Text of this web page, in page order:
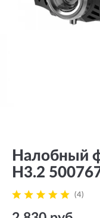
Налобный
H3.2
(4)